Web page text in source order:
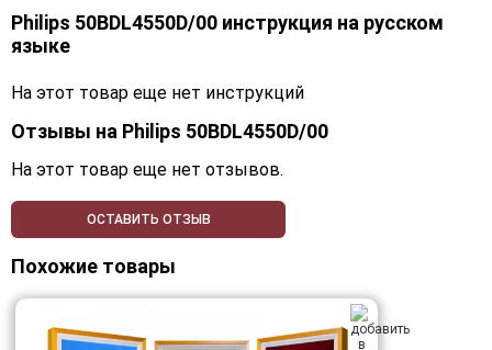
Philips 50BDL4550D/00 инструкция на русском
языке
На этот товар еще нет инструкций
Отзывы на Philips 50BDL4550D/00
На этот товар еще нет отзывов.
ОСТАВИТЬ ОТЗЫВ
Похожие товары